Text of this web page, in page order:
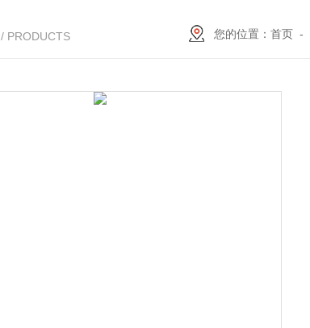
/ PRODUCTS 您的位置： 首页-